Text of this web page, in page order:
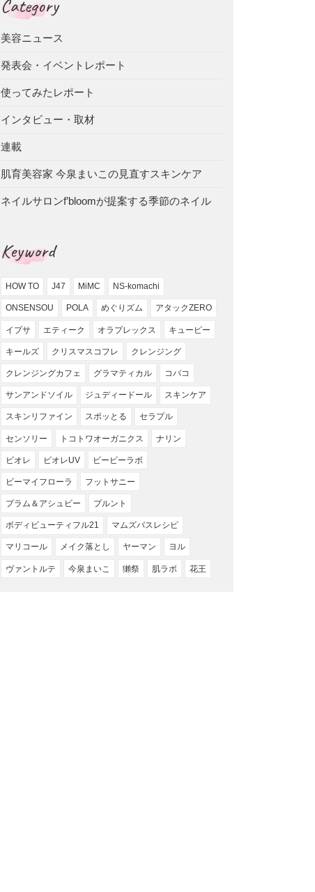
Category
美容ニュース
発表会・イベントレポート
使ってみたレポート
インタビュー・取材
連載
肌育美容家 今泉まいこの見直すスキンケア
ネイルサロンf’bloomが提案する季節のネイル
Keyword
HOW TO J47 MiMC NS-komachi
ONSENSOU POLA めぐりズム アタックZERO
イプサ エティーク オラプレックス キューピー
キールズ クリスマスコフレ クレンジング
クレンジングカフェ グラマティカル コバコ
サンアンドソイル ジュディードール スキンケア
スキンリファイン スポッとる セラプル
センソリー トコトワオーガニクス ナリン
ビオレ ビオレUV ビービーラボ
ビーマイフローラ フットサニー
プラム＆アシュビー プルント
ボディビューティフル21 マムズバスレシピ
マリコール メイク落とし ヤーマン ヨル
ヴァントルテ 今泉まいこ 獺祭 肌ラボ 花王